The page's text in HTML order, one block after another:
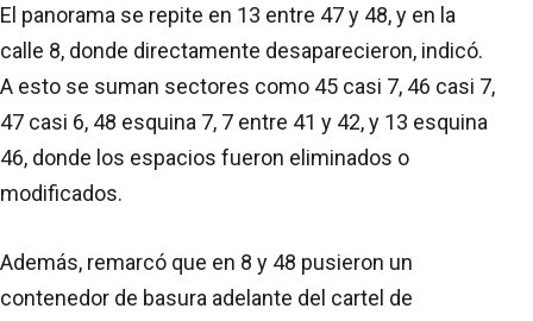
El panorama se repite en 13 entre 47 y 48, y en la
calle 8, donde directamente desaparecieron, indicó.
A esto se suman sectores como 45 casi 7, 46 casi 7,
47 casi 6, 48 esquina 7, 7 entre 41 y 42, y 13 esquina
46, donde los espacios fueron eliminados o
modificados.
Además, remarcó que en 8 y 48 pusieron un
contenedor de basura adelante del cartel de